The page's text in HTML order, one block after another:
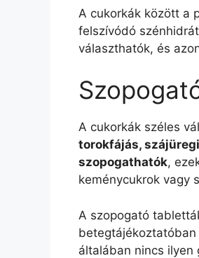
A cukorkák között a
felszívódó
választhatók, és
A cukorkák széles
torokfájás,
szopogathatók,
keménycukrok vagy
A szopogató
általában nincs